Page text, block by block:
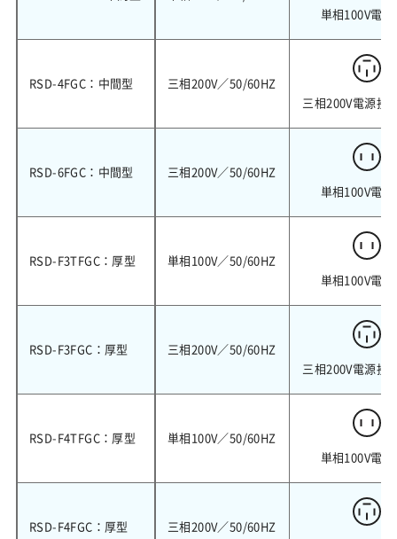
単相100V電源
RSD-4FGC：中間型
三相200V／50/60HZ
三相200V電源接
RSD-6FGC：中間型
三相200V／50/60HZ
単相100V電源
RSD-F3TFGC：厚型
単相100V／50/60HZ
単相100V電源
RSD-F3FGC：厚型
三相200V／50/60HZ
三相200V電源接
RSD-F4TFGC：厚型
単相100V／50/60HZ
単相100V電源
RSD-F4FGC：厚型
三相200V／50/60HZ